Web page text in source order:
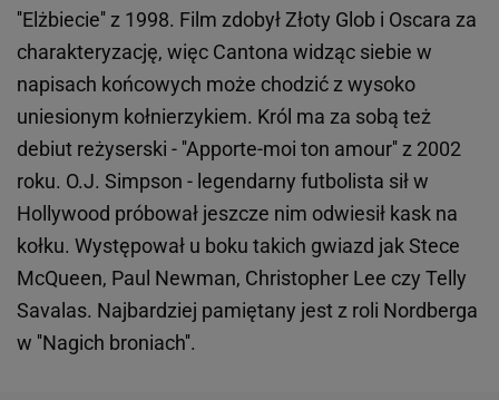
''Elżbiecie'' z 1998. Film zdobył Złoty Glob i Oscara za
charakteryzację, więc Cantona widząc siebie w
napisach końcowych może chodzić z wysoko
uniesionym kołnierzykiem. Król ma za sobą też
debiut reżyserski - ''Apporte-moi ton amour'' z 2002
roku. O.J. Simpson - legendarny futbolista sił w
Hollywood próbował jeszcze nim odwiesił kask na
kołku. Występował u boku takich gwiazd jak Stece
McQueen, Paul Newman, Christopher Lee czy Telly
Savalas. Najbardziej pamiętany jest z roli Nordberga
w ''Nagich broniach''.